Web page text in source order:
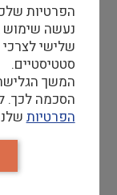
2.קבלת
והדרכה.
הפרטיות
שלישי
סטטיסטיים.
המשך
הסכמה לכך.
הפרטיות